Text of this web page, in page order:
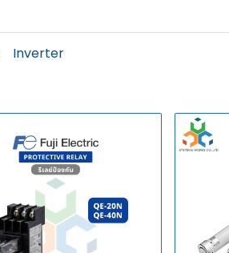
Inverter